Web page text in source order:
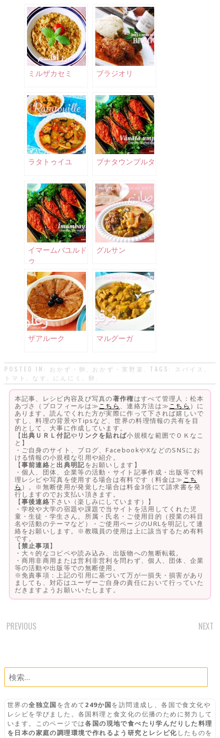
ミルザカセミ ブラジオリ
ラタトゥイユ ブナタウンプルタ
イマームバユルド
ゥ
グルサン
ザアルーク マルグーガ
POSTED IN: おかず・卵 おかず・実野菜 . TAGS: スパイス
トマト
なす にんにく 卵
本記事、レシピ内容及び写真の著作権はすべて管理人：松本
あづさ（プロフィールは≫こちら 、連絡方法は≫こちら ）に
あります。読んでくれた方が実際に作って下されば嬉しいで
すし、料理の背景やTipsなど、世界の料理情報の共有を目
的として、大事に作成しています。
【 出典ＵＲＬ付記や リンクを貼れば小規模な範囲でＯＫなこ
と】
・ご自身のサイト、ブログ、FacebookやXなどのSNSにお
ける情報の小規模な引用や紹介。
【事前連絡と 出典明記をお願いします】
・個人、団体、企業等の活動・サイト記事作成・出版等で料
理レシピや写真を使用する場合は有料です（料金は≫ こち
ら ）。※無断使用が発覚した場合は料金3倍にて請求書を発
行しますのでお支払い頂きます。
【事後連絡下さい（楽しみにしています）】
・学校や大学の宿題や課題で当サイトを活用してくれた児
童・生徒・学生さん。所属・氏名・ご使用目的（授業の科目
名や活動のテーマなど）・ご使用ページのURLを明記して連
絡をお願いします。※教職員の使用は上に該当するため有料
です。
【禁止事項】
・大々的なコピペや読み込み、出版物への無断転載。
・商用非商用または営利非営利を問わず、個人、団体、企業
等の活動や出版等での無断使用。
※免責事項：上記の引用に基づいて万が一損失・損害があり
ましても、対応はユーザーご自身の責任において行っていた
だきますようお願いいたします。
POST
PREVIOUS NEXT
検
索:
世界の全独立国を含めて249か国を訪問達成し、各国で食文化や
レシピを学びました。各国料理と食文化の伝播のために努力して
います。このページでは各国の現地で食べたり学んだりした料理
を日本の家庭の調理環境で作れるよう研究とレシピ化したものを